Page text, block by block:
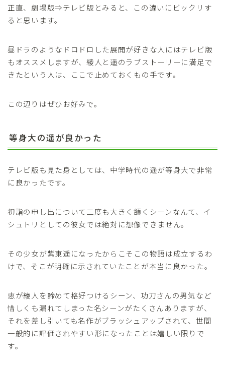
正直、劇場版⇒テレビ版とみると、この違いにビックリす
ると思います。
昼ドラのようなドロドロした展開が好きな人にはテレビ版
もオススメしますが、綾人と遥のラブストーリーに満足で
きたという人は、ここで止めておくもの手です。
この辺りはぜひお好みで。
等身大の遥が良かった
テレビ版も見た身としては、中学時代の遥が等身大で非常
に良かったです。
初詣の申し出について二度も大きく頷くシーンなんて、イ
シュトリとしての彼女では絶対に想像できません。
その少女が紫東遥になったからこそこの物語は成立するわ
けで、そこが明確に示されていたことが本当に良かった。
恵が綾人を諦めて格好つけるシーン、功刀さんの男気など
惜しくも漏れてしまった名シーンがたくさんありますが、
それを差し引いても名作がブラッシュアップされて、世間
一般的に評価されやすい形になったことは嬉しい限りで
す。